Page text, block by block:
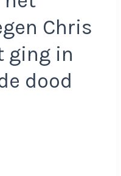
Chris
ging in
dood